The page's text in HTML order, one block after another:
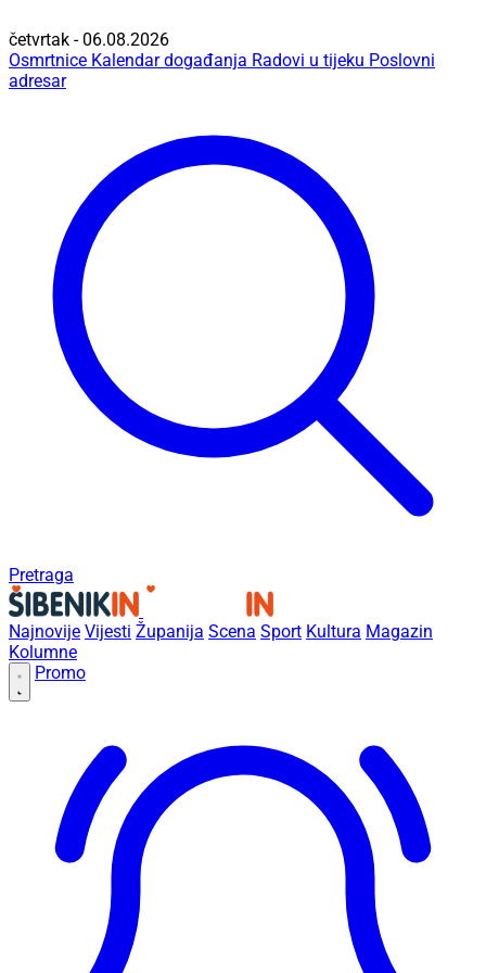
četvrtak - 06.08.2026
Osmrtnice Kalendar događanja Radovi u tijeku Poslovni
adresar
Pretraga
Najnovije Vijesti Županija Scena Sport Kultura Magazin
Kolumne
Promo